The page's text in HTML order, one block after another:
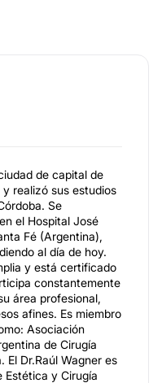
de capital de
realizó sus estudios
Se
el Hospital José
Fé (Argentina),
al día de hoy.
y está certificado
constantemente
área profesional,
afines. Es miembro
Asociación
de Cirugía
El Dr.Raúl Wagner es
Estética y Cirugía